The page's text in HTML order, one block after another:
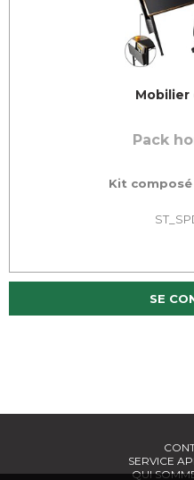
Mobilier
Pack
Kit
SE
SERVICE
QUI